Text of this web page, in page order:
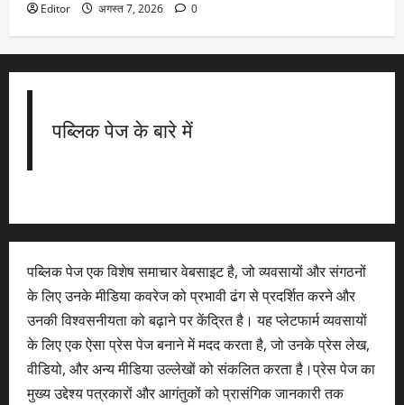
Editor अगस्त 7, 2026 0
पब्लिक पेज के बारे में
पब्लिक पेज एक विशेष समाचार वेबसाइट है, जो व्यवसायों और संगठनों
के लिए उनके मीडिया कवरेज को प्रभावी ढंग से प्रदर्शित करने और
उनकी विश्वसनीयता को बढ़ाने पर केंद्रित है। यह प्लेटफार्म व्यवसायों
के लिए एक ऐसा प्रेस पेज बनाने में मदद करता है, जो उनके प्रेस लेख,
वीडियो, और अन्य मीडिया उल्लेखों को संकलित करता है।प्रेस पेज का
मुख्य उद्देश्य पत्रकारों और आगंतुकों को प्रासंगिक जानकारी तक